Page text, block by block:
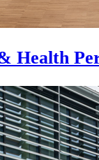
Health